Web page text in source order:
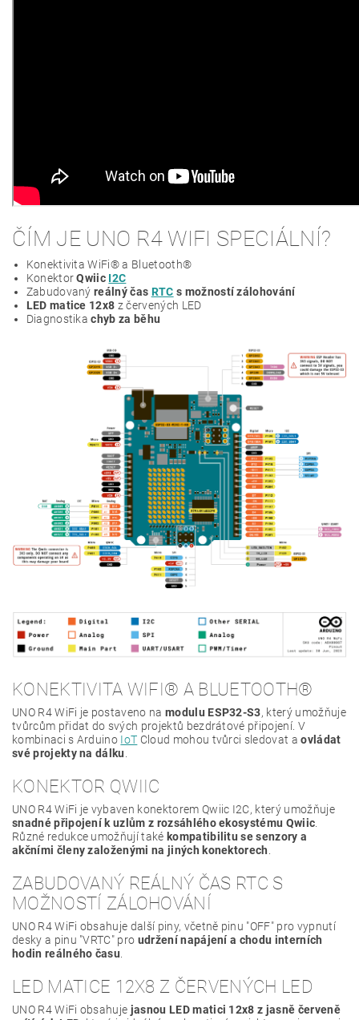
ČÍM JE UNO R4 WIFI SPECIÁLNÍ?
Konektivita WiFi® a Bluetooth®
KonektorQwiic I2C
Zabudovanýreálný čas RTC s možností zálohování
LED matice 12x8 z červených LED
Diagnostikachyb za běhu
KONEKTIVITA WIFI® A BLUETOOTH®
UNO R4 WiFi je postaveno na modulu ESP32-S3, který umožňuje
tvůrcům přidat do svých projektů bezdrátové připojení. V
kombinaci s Arduino IoT Cloud mohou tvůrci sledovat aovládat
své projekty na dálku.
KONEKTOR QWIIC
UNO R4 WiFi je vybaven konektorem Qwiic I2C, který umožňuje
snadné připojení k uzlům z rozsáhlého ekosystému Qwiic.
Různé redukce umožňují také kompatibilitu se senzory a
akčními členy založenými na jiných konektorech.
ZABUDOVANÝ REÁLNÝ ČAS RTC S
MOŽNOSTÍ ZÁLOHOVÁNÍ
UNO R4 WiFi obsahuje další piny, včetně pinu "OFF" pro vypnutí
desky a pinu "VRTC" pro udržení napájení a chodu interních
hodin reálného času.
LED MATICE 12X8 Z ČERVENÝCH LED
UNO R4 WiFi obsahuje jasnou LED matici 12x8 z jasně červeně